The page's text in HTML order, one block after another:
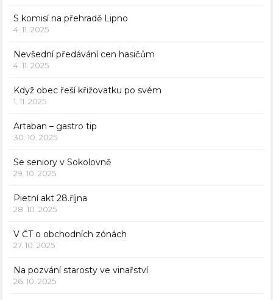
S komisí na přehradě Lipno
4. 11. 2025
Nevšední předávání cen hasičům
4. 11. 2025
Když obec řeší křižovatku po svém
1. 11. 2025
Artaban – gastro tip
30. 10. 2025
Se seniory v Sokolovně
29. 10. 2025
Pietní akt 28.října
28. 10. 2025
V ČT o obchodních zónách
27. 10. 2025
Na pozvání starosty ve vinařství
26. 10. 2025